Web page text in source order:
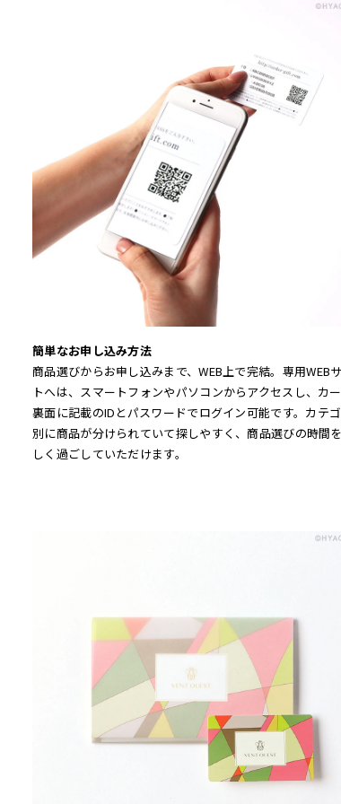
簡単なお申し込み方法
商品選びからお申し込みまで、WEB上で完結。専用WEB
トへは、スマートフォンやパソコンからアクセスし、カ
裏面に記載のIDとパスワードでログイン可能です。カテ
別に商品が分けられていて探しやすく、商品選びの時間
しく過ごしていただけます。